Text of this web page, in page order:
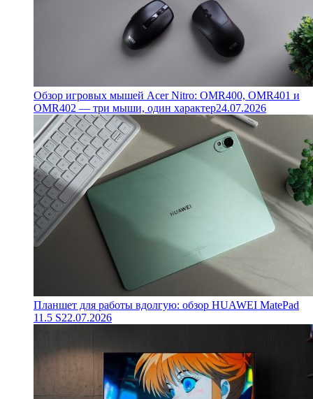
Обзор игровых мышей Acer Nitro: OMR400, OMR401 и
OMR402 — три мыши, один характер24.07.2026
Планшет для работы вдолгую: обзор HUAWEI MatePad
11.5 S22.07.2026